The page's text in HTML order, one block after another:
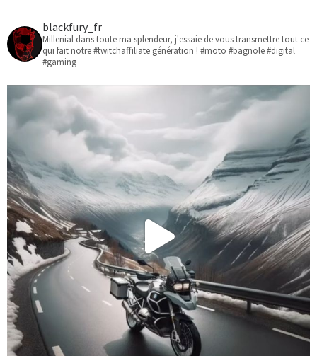
blackfury_fr
Millenial dans toute ma splendeur, j'essaie de vous transmettre tout ce
qui fait notre #twitchaffiliate génération ! #moto #bagnole #digital
#gaming